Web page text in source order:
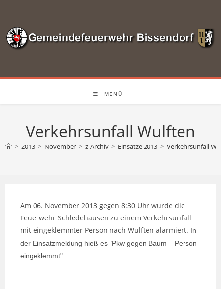
springen
MENÜ
Verkehrsunfall Wulften
> 2013 > November > z-Archiv > Einsätze 2013 > Verkehrsunfall
Am 06. November 2013 gegen 8:30 Uhr wurde die
Feuerwehr Schledehausen zu einem Verkehrsunfall
mit eingeklemmter Person nach Wulften alarmiert. In
der Einsatzmeldung hieß es "Pkw gegen Baum – Person
eingeklemmt".